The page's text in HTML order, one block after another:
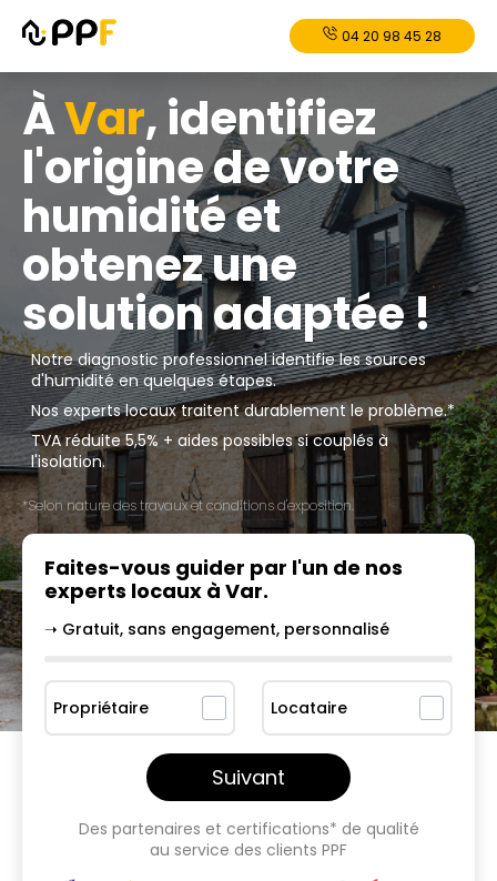
04 20 98 45 28
ÀVar, identifiez
l'origine de votre
humidité et
obtenez une
solution adaptée !
Notre diagnostic professionnel identifie les sources
d'humidité en quelques étapes.
Nos experts locaux traitent durablement le problème.*
TVA réduite 5,5% + aides possibles si couplés à
l'isolation.
*Selon nature des travaux et conditions d'exposition.
Faites-vous guider par l'un de nos
experts locaux à Var.
➝ Gratuit, sans engagement, personnalisé
Propriétaire Locataire
Suivant
Des partenaires et certifications* de qualité
au service des clients PPF